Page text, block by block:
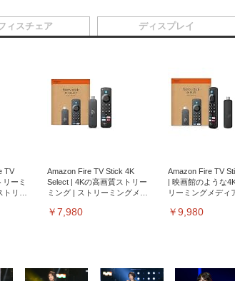
TV
ーミ
トリー
Amazon Fire TV Stick 4K
Select | 4Kの高画質ストリー
ミング | ストリーミングメデ
￥7,980
Amazon Fire TV
| 映画館のような
リーミングメディ
￥9,980
ィスチェア ディスプレイ